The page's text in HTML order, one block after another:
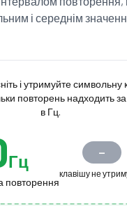
і середнім
і утримуйте
повторень надходить
в Гц.
Гц
повторення
—
клавішу не